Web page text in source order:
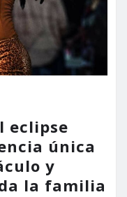
eclipse
única
y
la familia